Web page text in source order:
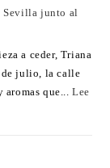
Sevilla junto al
a ceder, Triana
de julio, la calle
aromas que...Lee